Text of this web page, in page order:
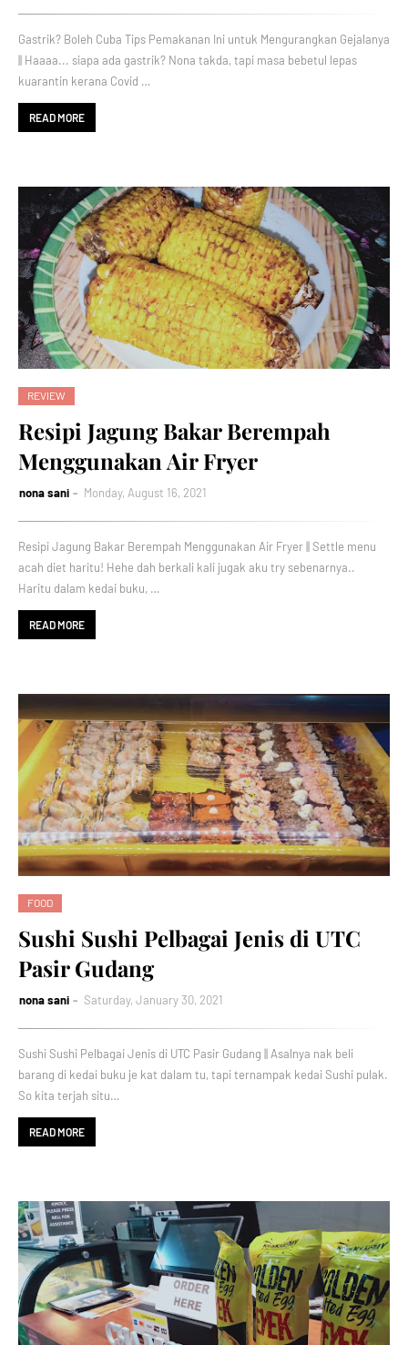
Gastrik? Boleh Cuba Tips Pemakanan Ini untuk Mengurangkan Gejalanya
|| Haaaa... siapa ada gastrik? Nona takda, tapi masa bebetul lepas
kuarantin kerana Covid …
READ MORE
REVIEW
Resipi Jagung Bakar Berempah
Menggunakan Air Fryer
nona sani Monday, August 16, 2021
Resipi Jagung Bakar Berempah Menggunakan Air Fryer || Settle menu
acah diet haritu! Hehe dah berkali kali jugak aku try sebenarnya..
Haritu dalam kedai buku, …
READ MORE
FOOD
Sushi Sushi Pelbagai Jenis di UTC
Pasir Gudang
nona sani Saturday, January 30, 2021
Sushi Sushi Pelbagai Jenis di UTC Pasir Gudang || Asalnya nak beli
barang di kedai buku je kat dalam tu, tapi ternampak kedai Sushi pulak.
So kita terjah situ…
READ MORE